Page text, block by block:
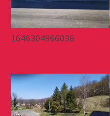
1646304966036